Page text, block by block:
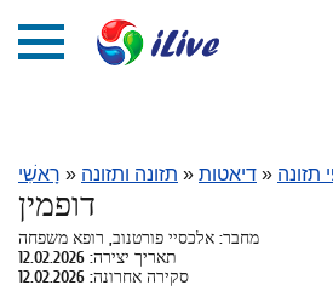
רָאשִׁי » תזונה ותזונה » דיאטות » תזונה
דופמין
מחבר: אלכסיי פורטנוב, רופא משפחה
תאריך יצירה: 12.02.2026
סקירה אחרונה: 12.02.2026